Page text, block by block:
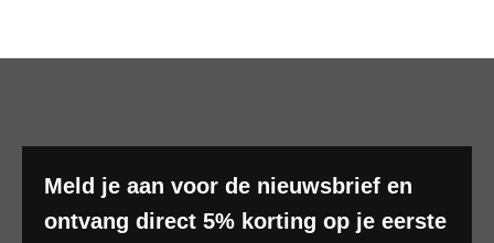
Meld je aan voor de nieuwsbrief en
ontvang direct 5% korting op je eerste